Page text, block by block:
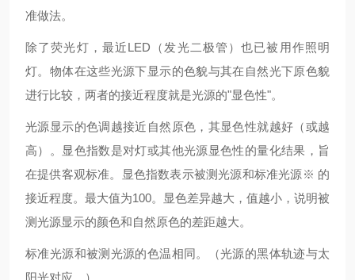
准做法。
除了荧光灯，最近LED（发光二极管）也已被用作照明
灯。物体在这些光源下显示的色貌与其在自然光下原色貌
进行比较，两者的接近程度就是光源的"显色性"。
光源显示的色调越接近自然原色，其显色性就越好（或越
高）。显色指数是对灯或其他光源显色性的量化结果，旨
在提供客观标准。显色指数表示被测光源和标准光源※ 的
接近程度。最大值为100。显色差异越大，值越小，说明被
测光源显示的颜色和自然原色的差距越大。
标准光源和被测光源的色温相同。（光源的黑体轨迹与太
阳光对应。）